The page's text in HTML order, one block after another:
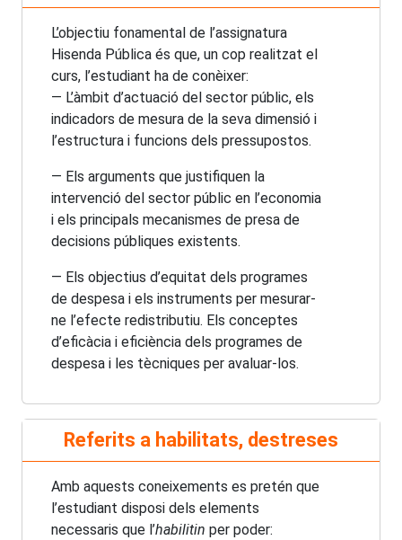
L’objectiu fonamental de l’assignatura
Hisenda Pública és que, un cop realitzat el
curs, l’estudiant ha de conèixer:
— L’àmbit d’actuació del sector públic, els
indicadors de mesura de la seva dimensió i
l’estructura i funcions dels pressupostos.
— Els arguments que justifiquen la
intervenció del sector públic en l’economia
i els principals mecanismes de presa de
decisions públiques existents.
— Els objectius d’equitat dels programes
de despesa i els instruments per mesurar-
ne l’efecte redistributiu. Els conceptes
d’eficàcia i eficiència dels programes de
despesa i les tècniques per avaluar-los.
Referits a habilitats, destreses
Amb aquests coneixements es pretén que
l’estudiant disposi dels elements
necessaris que l’habilitin per poder: